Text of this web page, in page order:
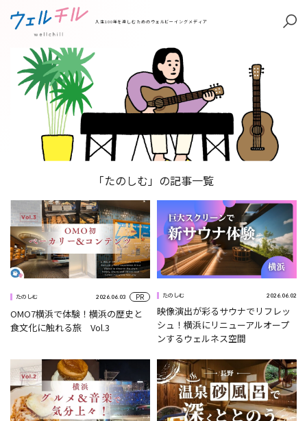
人生100年を楽しむためのウェルビーイングメディア
「たのしむ」の記事一覧
たのしむ 2026.06.03 PR
OMO7横浜で体験！横浜の歴史と
食文化に触れる旅 Vol.3
たのしむ 2026.06.02
映像演出が彩るサウナでリフレッ
シュ！横浜にリニューアルオープ
ンするウェルネス空間